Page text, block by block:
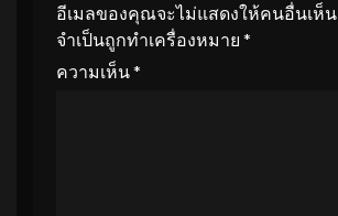
อีเมลของคุณจะไม่แสดงให้คนอื่นเห็น
จำเป็นถูกทำเครื่องหมาย *
ความเห็น*